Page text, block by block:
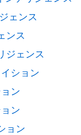
ェンス
ンス
ジェンス
ション
ン
ン
ョン